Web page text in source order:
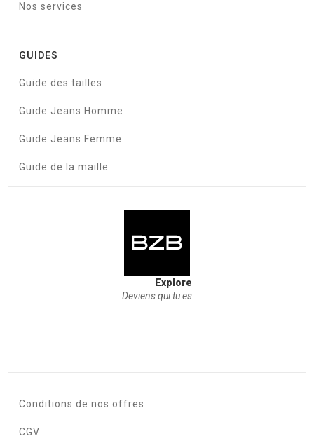
Nos services
GUIDES
Guide des tailles
Guide Jeans Homme
Guide Jeans Femme
Guide de la maille
Explore
Deviens qui tu es
Conditions de nos offres
CGV